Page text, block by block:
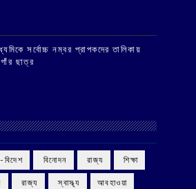
সর্বোচ্চ নম্বর প্রাপকদের তালিকায়
ছাত্র
বিদেশ ‌ বিনোদন ‌ রাজ্য ‌ শিক্ষা
‌ রাজ্য ‌ স্বাস্থ্য আবহাওয়া